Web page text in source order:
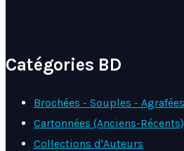
Catégories BD
Brochées - Souples - Agrafées
Cartonnées (Anciens-Récents)
Collections d'Auteurs